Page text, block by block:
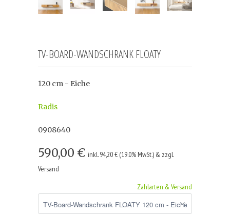
TV-BOARD-WANDSCHRANK FLOATY
120 cm - Eiche
Radis
0908640
590,00 € inkl. 94,20 € (19.0% MwSt.) & zzgl.
Versand
Zahlarten & Versand